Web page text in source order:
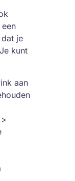
je
kunt
aan